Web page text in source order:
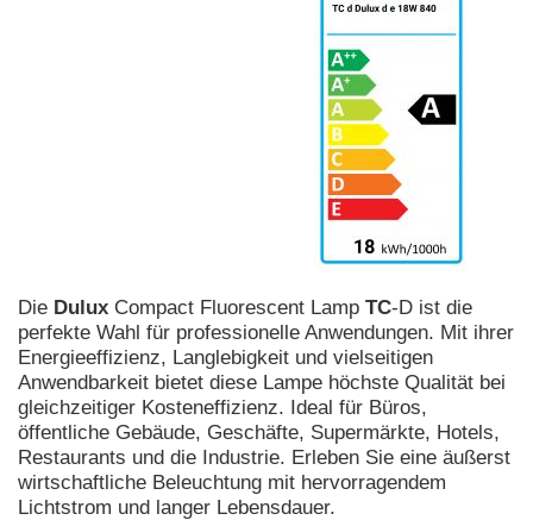
Die Dulux Compact Fluorescent Lamp TC-D ist die
perfekte Wahl für professionelle Anwendungen. Mit ihrer
Energieeffizienz, Langlebigkeit und vielseitigen
Anwendbarkeit bietet diese Lampe höchste Qualität bei
gleichzeitiger Kosteneffizienz. Ideal für Büros,
öffentliche Gebäude, Geschäfte, Supermärkte, Hotels,
Restaurants und die Industrie. Erleben Sie eine äußerst
wirtschaftliche Beleuchtung mit hervorragendem
Lichtstrom und langer Lebensdauer.